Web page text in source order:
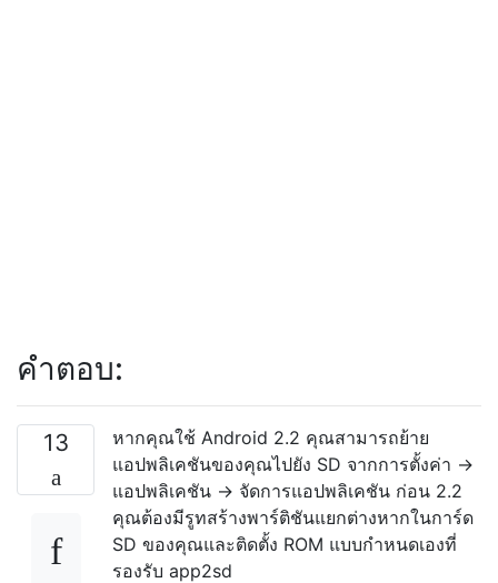
คำตอบ:
13
หากคุณใช้ Android 2.2 คุณสามารถย้าย
แอปพลิเคชันของคุณไปยัง SD จากการตั้งค่า ->
แอปพลิเคชัน -> จัดการแอปพลิเคชัน ก่อน 2.2
คุณต้องมีรูทสร้างพาร์ติชันแยกต่างหากในการ์ด
SD ของคุณและติดตั้ง ROM แบบกำหนดเองที่
รองรับ app2sd